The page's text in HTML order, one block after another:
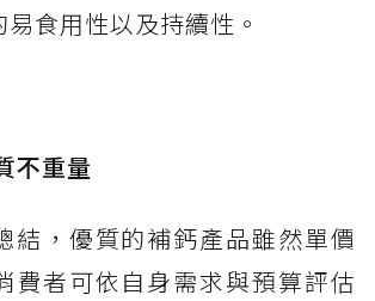
食用性以及持續性。
不重量
結，優質的補鈣產品雖然單價
費者可依自身需求與預算評估